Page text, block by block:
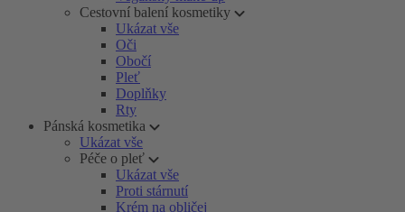
Cestovní balení kosmetiky
Ukázat vše
Oči
Obočí
Pleť
Doplňky
Rty
Pánská kosmetika
Ukázat vše
Péče o pleť
Ukázat vše
Proti stárnutí
Krém na obličej